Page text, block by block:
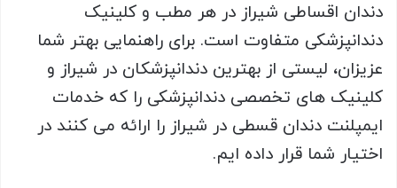
دندان اقساطی شیراز در هر مطب و کلینیک
دندانپزشکی متفاوت است. برای راهنمایی بهتر شما
عزیزان، لیستی از بهترین دندانپزشکان در شیراز و
کلینیک های تخصصی دندانپزشکی را که خدمات
ایمپلنت دندان قسطی در شیراز را ارائه می کنند در
اختیار شما قرار داده ایم.